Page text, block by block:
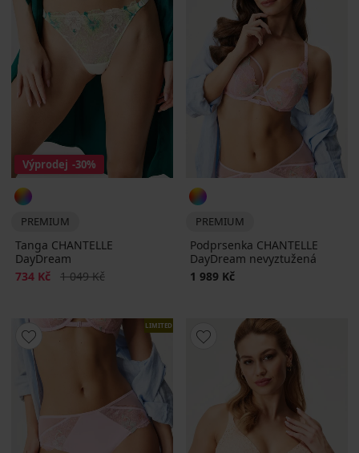
Výprodej -30%
PREMIUM
Tanga CHANTELLE
DayDream
Sleva
734 Kč Původní cena
1 049 Kč
PREMIUM
Podprsenka CHANTELLE
DayDream nevyztužená
1 989 Kč
LIMITED